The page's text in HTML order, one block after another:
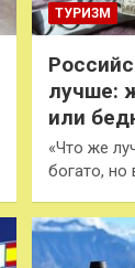
ТУРИЗМ
лучше:
или
«Что же
богато, но